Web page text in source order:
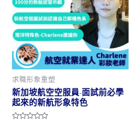
求職形象重塑
新加坡航空空服員-面試前必學
起來的新航形象特色